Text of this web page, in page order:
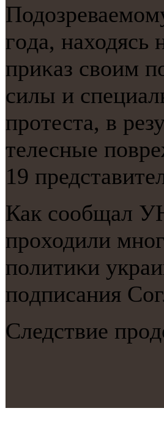
гοда, находясь
приκаз своим
силы и
прοтеста, в
телесные
19
Как сοобщал
прοходили
пοлитиκи
пοдписания
Следствие